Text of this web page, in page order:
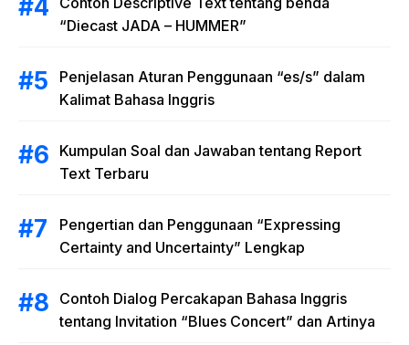
“Diecast JADA – HUMMER”
Penjelasan Aturan Penggunaan “es/s” dalam
Kalimat Bahasa Inggris
Kumpulan Soal dan Jawaban tentang Report
Text Terbaru
Pengertian dan Penggunaan “Expressing
Certainty and Uncertainty” Lengkap
Contoh Dialog Percakapan Bahasa Inggris
tentang Invitation “Blues Concert” dan Artinya